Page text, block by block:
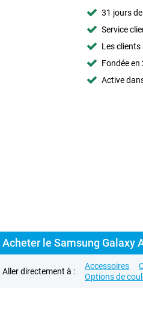
31 jours
Service
Les
Fondée
Active
Acheter le Samsung Galaxy
Aller directement à :
Accessoires
Options de